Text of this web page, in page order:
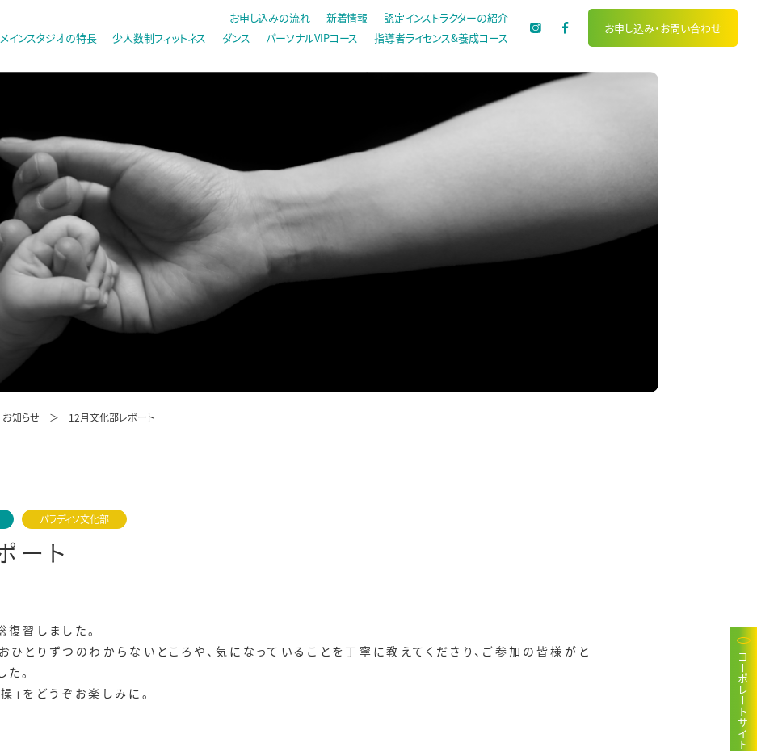
メインスタジオの特長 少人数制フィットネス ダンス パーソナルVIPコース 指導者ライセンス&養成コース
お申し込みの流れ 新着情報 認定インストラクターの紹介
お申し込み・お問い合わせ
コーポレートサイト
お知らせ 12月文化部レポート
パラディソ文化部
ート
習しました。
ひとりずつのわからないところや、気になっていることを丁寧に教えてくださり、ご参加の皆様がと
。
をどうぞお楽しみに。